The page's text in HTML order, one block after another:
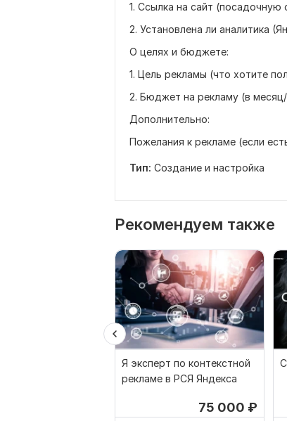
1. Ссылка на сайт (посадочную
2. Установлена ли аналитика
О целях и бюджете:
1. Цель рекламы (что хотите
2. Бюджет на рекламу (в
Дополнительно:
Пожелания к рекламе (если
Тип: Создание и настройка
Рекомендуем также
Я эксперт по контекстной
рекламе в РСЯ Яндекса
75 000 ₽